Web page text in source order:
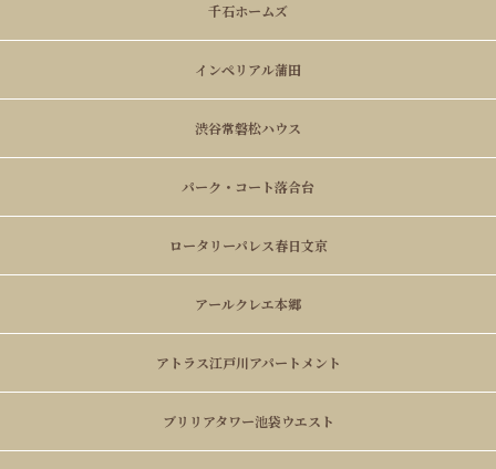
千石ホームズ
インペリアル蒲田
渋谷常磐松ハウス
パーク・コート落合台
ロータリーパレス春日文京
アールクレエ本郷
アトラス江戸川アパートメント
ブリリアタワー池袋ウエスト